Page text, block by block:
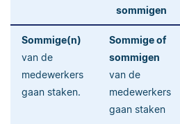
sommigen
Sommige(n)
van de
medewerkers
gaan staken.
Sommige of
sommigen
van de
medewerkers
gaan staken